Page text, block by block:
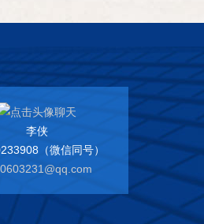
李侠
（微信同号）